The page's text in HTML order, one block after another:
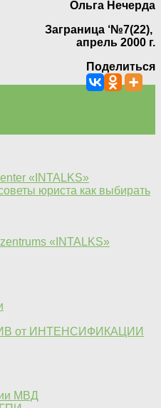
Ольга Нечерда
Заграница ‘№7(22),
апрель 2000 г.
Поделиться
«INTALKS»
юриста как выбирать
«INTALKS»
от ИНТЕНСИФИКАЦИИ
МВД